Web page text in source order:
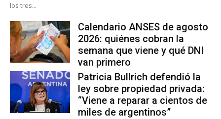
los tres...
Calendario ANSES de agosto
2026: quiénes cobran la
semana que viene y qué DNI
van primero
Patricia Bullrich defendió la
ley sobre propiedad privada:
“Viene a reparar a cientos de
miles de argentinos”